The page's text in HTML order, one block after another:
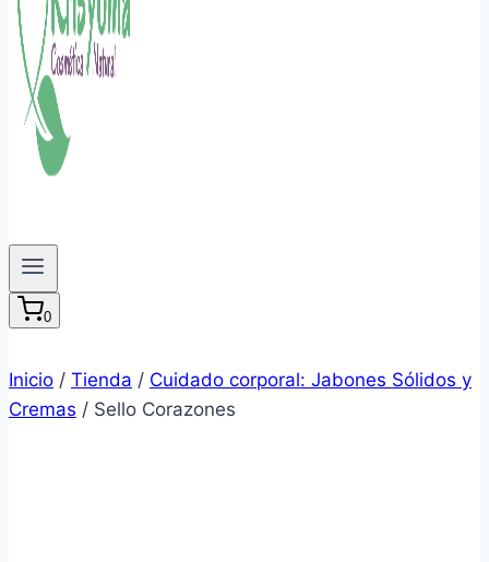
0
Inicio / Tienda / Cuidado corporal: Jabones Sólidos y
Cremas / Sello Corazones